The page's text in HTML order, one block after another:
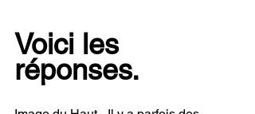
Voici les
réponses.